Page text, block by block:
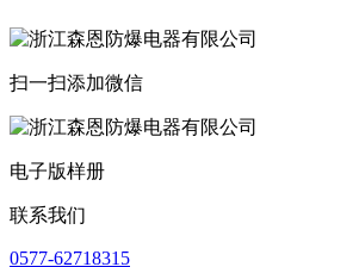
扫一扫添加微信
电子版样册
联系我们
0577-62718315